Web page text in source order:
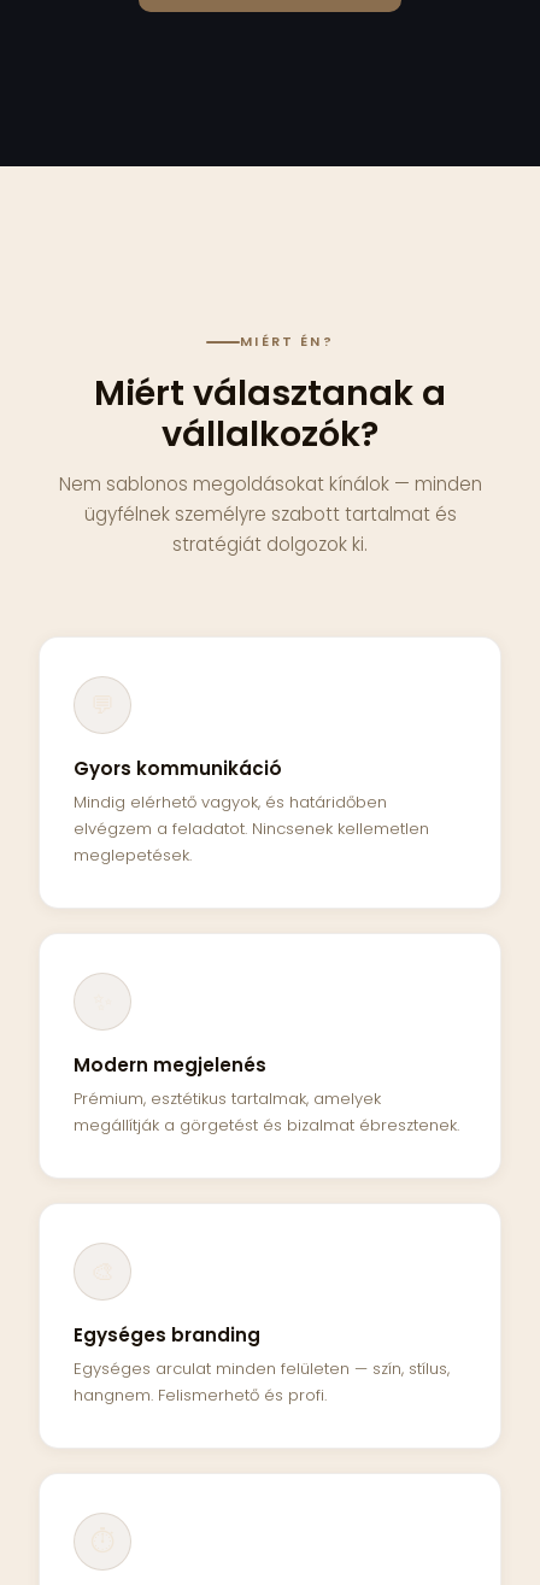
MIÉRT ÉN?
Miért választanak a
vállalkozók?
Nem sablonos megoldásokat kínálok — minden
ügyfélnek személyre szabott tartalmat és
stratégiát dolgozok ki.
Gyors kommunikáció
Mindig elérhető vagyok, és határidőben
elvégzem a feladatot. Nincsenek kellemetlen
meglepetések.
Modern megjelenés
Prémium, esztétikus tartalmak, amelyek
megállítják a görgetést és bizalmat ébresztenek.
Egységes branding
Egységes arculat minden felületen — szín, stílus,
hangnem. Felismerhető és profi.